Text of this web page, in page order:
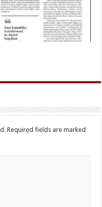
Required fields are marked